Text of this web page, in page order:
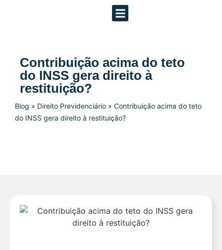
Contribuição acima do teto
do INSS gera direito à
restituição?
Blog » Direito Previdenciário » Contribuição acima do teto
do INSS gera direito à restituição?